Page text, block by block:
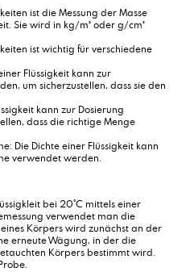
ist die Messung der Masse
Sie wird in kg/m³ oder g/cm³
ist wichtig für verschiedene
Flüssigkeit kann zur
um sicherzustellen, dass sie den
kann zur Dosierung
dass die richtige Menge
Die Dichte einer Flüssigkeit kann
verwendet werden.
bei 20°C mittels einer
verwendet man die
Körpers wird zunächst an der
erneute Wägung, in der die
Körpers bestimmt wird.